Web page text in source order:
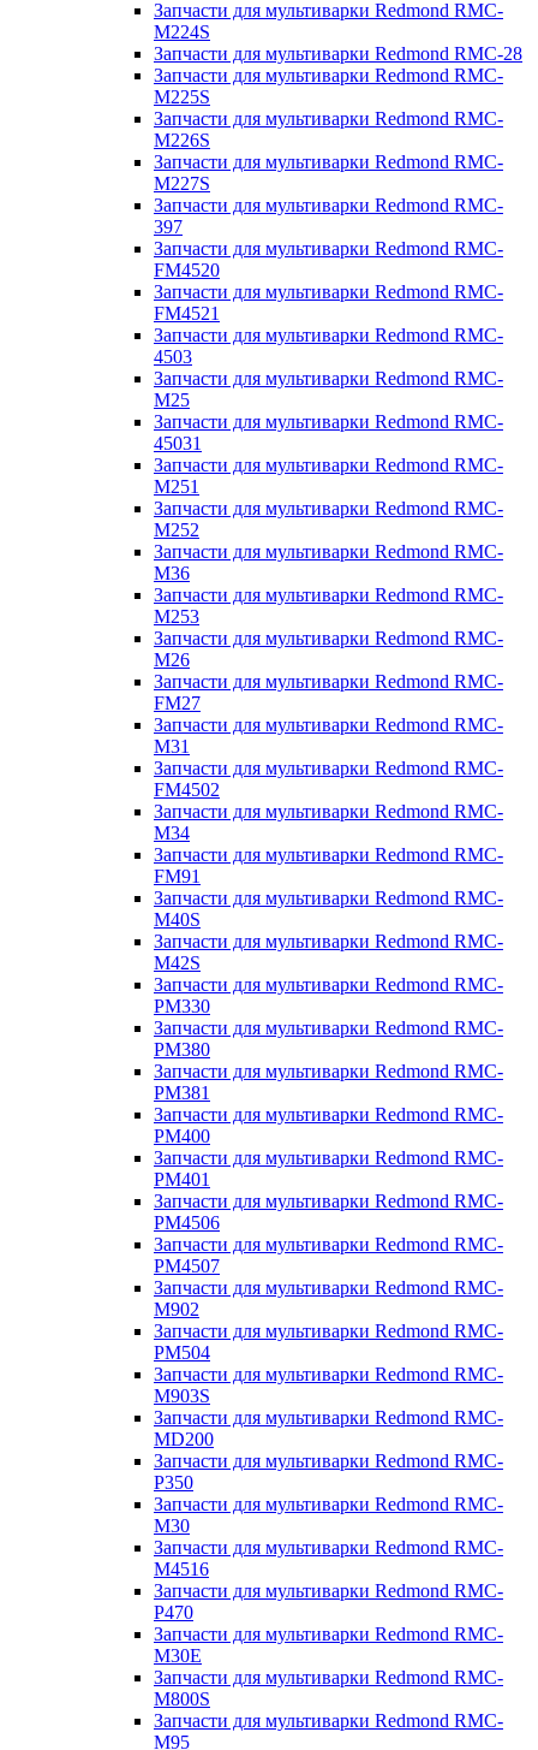
Запчасти для мультиварки Redmond RMC-
M224S
Запчасти для мультиварки Redmond RMC-28
Запчасти для мультиварки Redmond RMC-
M225S
Запчасти для мультиварки Redmond RMC-
M226S
Запчасти для мультиварки Redmond RMC-
M227S
Запчасти для мультиварки Redmond RMC-
397
Запчасти для мультиварки Redmond RMC-
FM4520
Запчасти для мультиварки Redmond RMC-
FM4521
Запчасти для мультиварки Redmond RMC-
4503
Запчасти для мультиварки Redmond RMC-
M25
Запчасти для мультиварки Redmond RMC-
45031
Запчасти для мультиварки Redmond RMC-
M251
Запчасти для мультиварки Redmond RMC-
M252
Запчасти для мультиварки Redmond RMC-
M36
Запчасти для мультиварки Redmond RMC-
M253
Запчасти для мультиварки Redmond RMC-
M26
Запчасти для мультиварки Redmond RMC-
FM27
Запчасти для мультиварки Redmond RMC-
M31
Запчасти для мультиварки Redmond RMC-
FM4502
Запчасти для мультиварки Redmond RMC-
M34
Запчасти для мультиварки Redmond RMC-
FM91
Запчасти для мультиварки Redmond RMC-
M40S
Запчасти для мультиварки Redmond RMC-
M42S
Запчасти для мультиварки Redmond RMC-
PM330
Запчасти для мультиварки Redmond RMC-
PM380
Запчасти для мультиварки Redmond RMC-
PM381
Запчасти для мультиварки Redmond RMC-
PM400
Запчасти для мультиварки Redmond RMC-
PM401
Запчасти для мультиварки Redmond RMC-
PM4506
Запчасти для мультиварки Redmond RMC-
PM4507
Запчасти для мультиварки Redmond RMC-
M902
Запчасти для мультиварки Redmond RMC-
PM504
Запчасти для мультиварки Redmond RMC-
M903S
Запчасти для мультиварки Redmond RMC-
MD200
Запчасти для мультиварки Redmond RMC-
P350
Запчасти для мультиварки Redmond RMC-
M30
Запчасти для мультиварки Redmond RMC-
M4516
Запчасти для мультиварки Redmond RMC-
P470
Запчасти для мультиварки Redmond RMC-
M30E
Запчасти для мультиварки Redmond RMC-
M800S
Запчасти для мультиварки Redmond RMC-
M95